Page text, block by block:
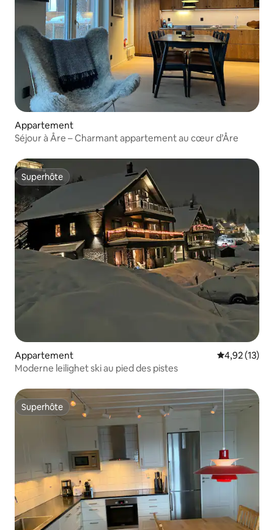
Appartement
Séjour à Åre – Charmant appartement au cœur d’Åre
Superhôte
Superhôte
Appartement Évaluation
4,92 (13)
Moderne leilighet ski au pied des pistes
Superhôte
Superhôte